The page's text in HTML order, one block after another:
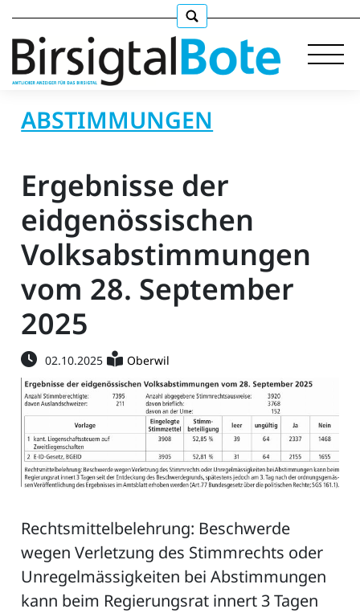
Stellen
E-
Paper
ABSTIMMUNGEN
Ergebnisse der
eidgenössischen
Volksabstimmungen
vom 28. September
2025
02.10.2025 Oberwil
Rechtsmittelbelehrung: Beschwerde
wegen Verletzung des Stimmrechts oder
Unregelmässigkeiten bei Abstimmungen
kann beim Regierungsrat innert 3 Tagen